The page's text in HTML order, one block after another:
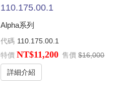
110.175.00.1
Alpha系列
代碼 110.175.00.1
特價 NT$11,200 售價 $16,000
詳細介紹